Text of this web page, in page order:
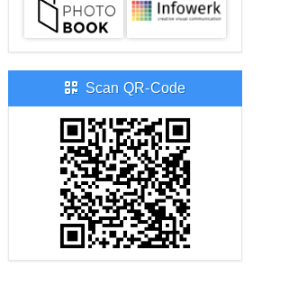
Scan QR-Code